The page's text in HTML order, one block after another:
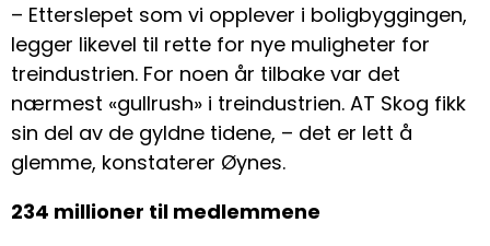
– Etterslepet som vi opplever i boligbyggingen,
legger likevel til rette for nye muligheter for
treindustrien. For noen år tilbake var det
nærmest «gullrush» i treindustrien. AT Skog fikk
sin del av de gyldne tidene, – det er lett å
glemme, konstaterer Øynes.
234 millioner til medlemmene